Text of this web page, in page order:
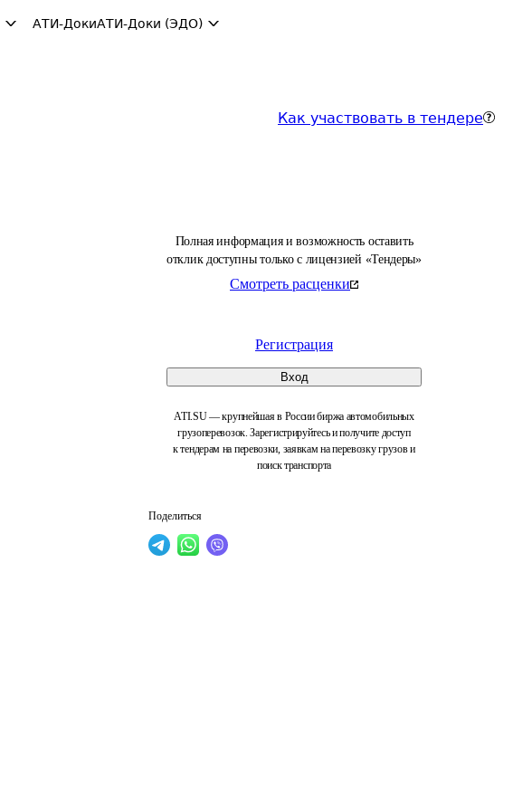
АТИ-ДокиАТИ-Доки (ЭДО)
Как участвовать в тендере
Полная информация и возможность оставить
отклик доступны только с лицензией «Тендеры»
Смотреть расценки
Регистрация
Вход
ATI.SU — крупнейшая в России биржа автомобильных
грузоперевозок. Зарегистрируйтесь и получите доступ
к тендерам на перевозки, заявкам на перевозку грузов и
поиск транспорта
Поделиться